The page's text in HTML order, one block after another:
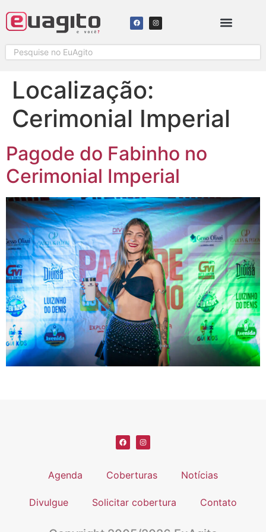
Localização:
Cerimonial Imperial
Pagode do Fabinho no
Cerimonial Imperial
Agenda Coberturas Notícias
Divulgue Solicitar cobertura Contato